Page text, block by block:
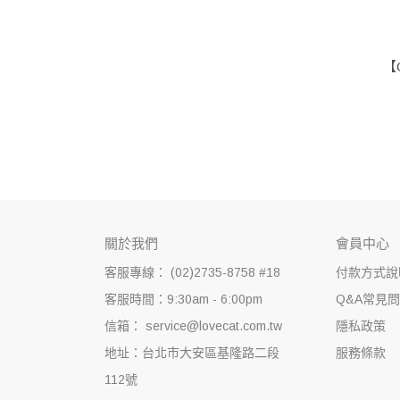
關於我們
客服專線： (02)2735-8758 #18
客服時間：9:30am - 6:00pm
信箱： service@lovecat.com.tw
地址：台北市大安區基隆路二段
112號
會員中心
付款方式
Q&A常見
隱私政策
服務條款